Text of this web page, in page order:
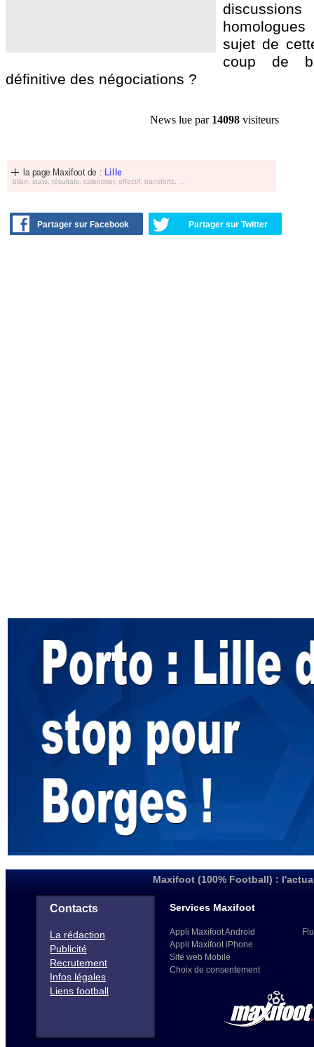
sujet de
coup de
définitive des négociations ?
News lue par 14098 visiteurs
la page Maxifoot de : Lille
bilan, stats, résultats, calendrier, effectif, transferts, ...
Partager sur Facebook Partager sur Twitter
Maxifoot (100% Football) :
Contacts
La rédaction
Publicité
Recrutement
Infos légales
Liens football
Services Maxifoot
Appli Maxifoot Android
Appli Maxifoot iPhone
Site web Mobile
Choix de consentement